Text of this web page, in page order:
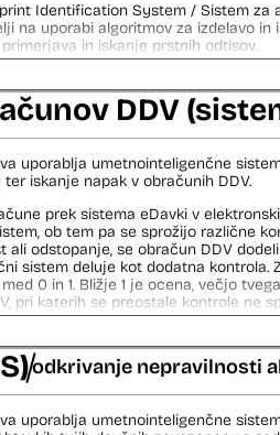
Identification System / Sistem za
na uporabi algoritmov za izdelavo in
in iskanje prstnih odtisov.
sistema policije
javnega značajaDDV
uporablja umetnointeligenčne
iskanje napak v obračunih DDV.
prek sistema eDavki v
ob tem pa se sprožijo različne
ali odstopanje, se obračun DDV
sistem deluje kot dodatna kontrola.
0 in 1. Bližje 1 je ocena, večjo
pri katerih se preostale kontrole ne
sistem, prav tako
Data Intelligence. To orodje v fazi
v več fazah izloča manj ustrezne
produkciji.
odkrivanje nepravilnosti
uporablja umetnointeligenčne